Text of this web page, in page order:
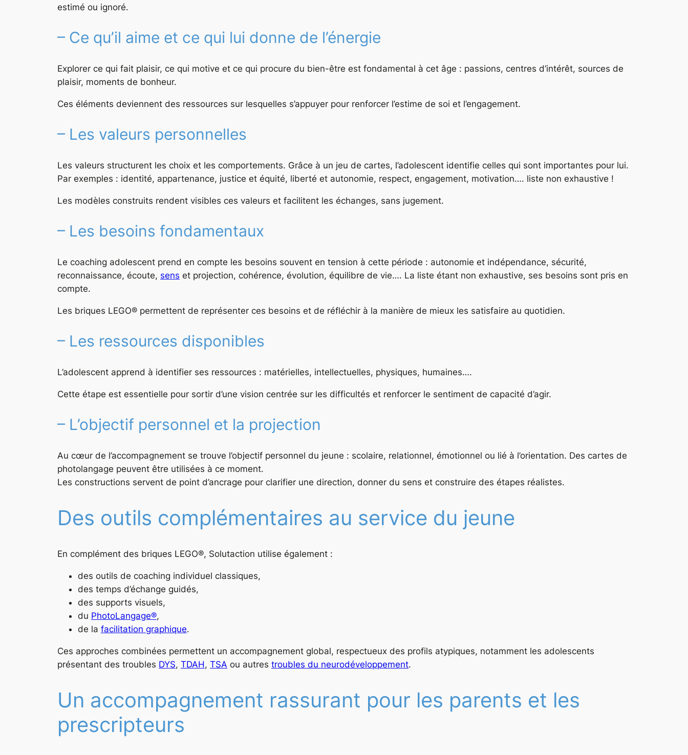
estimé ou ignoré.
– Ce qu’il aime et ce qui lui donne de l’énergie
Explorer ce qui fait plaisir, ce qui motive et ce qui procure du bien-être est fondamental à cet âge : passions, centres d’intérêt, sources de
plaisir, moments de bonheur.
Ces éléments deviennent des ressources sur lesquelles s’appuyer pour renforcer l’estime de soi et l’engagement.
– Les valeurs personnelles
Les valeurs structurent les choix et les comportements. Grâce à un jeu de cartes, l’adolescent identifie celles qui sont importantes pour lui.
Par exemples : identité, appartenance, justice et équité, liberté et autonomie, respect, engagement, motivation…. liste non exhaustive !
Les modèles construits rendent visibles ces valeurs et facilitent les échanges, sans jugement.
– Les besoins fondamentaux
Le coaching adolescent prend en compte les besoins souvent en tension à cette période : autonomie et indépendance, sécurité,
reconnaissance, écoute, sens et projection, cohérence, évolution, équilibre de vie…. La liste étant non exhaustive, ses besoins sont pris en
compte.
Les briques LEGO® permettent de représenter ces besoins et de réfléchir à la manière de mieux les satisfaire au quotidien.
– Les ressources disponibles
L’adolescent apprend à identifier ses ressources : matérielles, intellectuelles, physiques, humaines….
Cette étape est essentielle pour sortir d’une vision centrée sur les difficultés et renforcer le sentiment de capacité d’agir.
– L’objectif personnel et la projection
Au cœur de l’accompagnement se trouve l’objectif personnel du jeune : scolaire, relationnel, émotionnel ou lié à l’orientation. Des cartes de
photolangage peuvent être utilisées à ce moment.
Les constructions servent de point d’ancrage pour clarifier une direction, donner du sens et construire des étapes réalistes.
Des outils complémentaires au service du jeune
En complément des briques LEGO®, Solutaction utilise également :
des outils de coaching individuel classiques,
des temps d’échange guidés,
des supports visuels,
du PhotoLangage®,
de la facilitation graphique.
Ces approches combinées permettent un accompagnement global, respectueux des profils atypiques, notamment les adolescents
présentant des troubles DYS, TDAH, TSA ou autres troubles du neurodéveloppement.
Un accompagnement rassurant pour les parents et les
prescripteurs